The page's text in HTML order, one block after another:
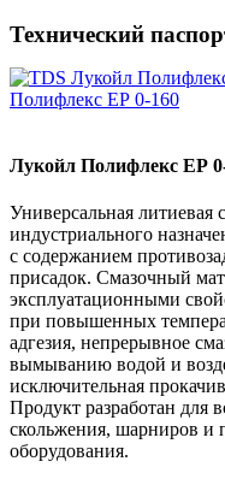
Технический
Полифлекс ЕР 0-160
Лукойл Полифлекс ЕР
Универсальная
индустриального
с содержанием
присадок. Смазочный
эксплуатационными
при повышенных
адгезия, непрерывное
вымыванию водой и
исключительная
Продукт разработан для
скольжения, шарниров и
оборудования.